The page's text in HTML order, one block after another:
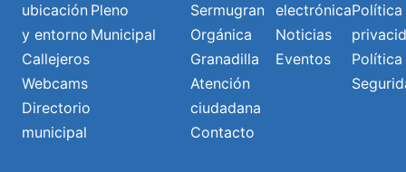
ubicación
y entorno
Callejeros
Webcams
Directorio
municipal
Pleno
Municipal
Sermugran
Orgánica
Granadilla
Atención
ciudadana
Contacto
electrónica
Noticias
Eventos
Política
Política